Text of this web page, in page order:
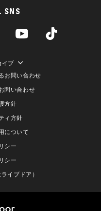
SNS
イブ
お問い合わせ
問い合わせ
方針
ィ方針
について
シー
シー
イブドア）